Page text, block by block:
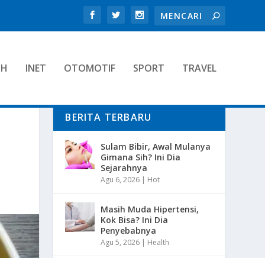
INET OTOMOTIF SPORT TRAVEL
BERITA TERBARU
Sulam Bibir, Awal Mulanya
Gimana Sih? Ini Dia
Sejarahnya
Agu 6, 2026 | Hot
Masih Muda Hipertensi,
Kok Bisa? Ini Dia
Penyebabnya
Agu 5, 2026 | Health